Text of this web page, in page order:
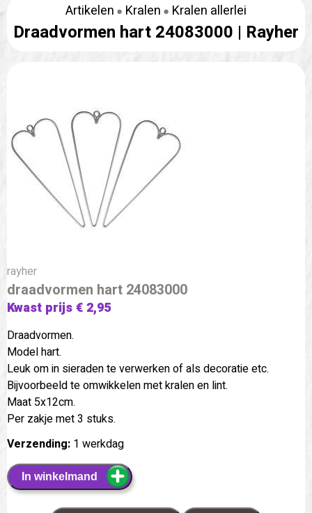
Artikelen Kralen Kralen allerlei
Draadvormen hart 24083000 | Rayher
rayher
draadvormen hart 24083000
Kwast prijs € 2,95
Draadvormen.
Model hart.
Leuk om in sieraden te verwerken of als decoratie etc.
Bijvoorbeeld te omwikkelen met kralen en lint.
Maat 5x12cm.
Per zakje met 3 stuks.
Verzending: 1 werkdag
In winkelmand